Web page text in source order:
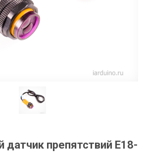
препятствий E18-